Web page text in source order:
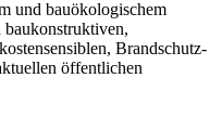
und bauökologischem
Brandschutz-
öffentlichen